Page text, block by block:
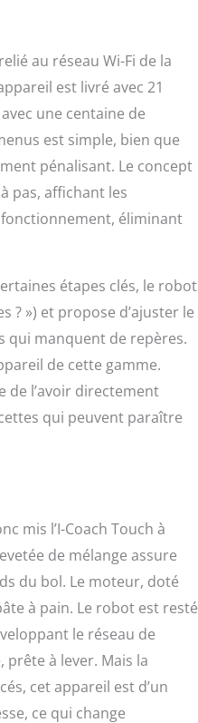
au réseau Wi-Fi de la
est livré avec 21
une centaine de
est simple, bien que
pénalisant. Le concept
pas, affichant les
éliminant
étapes clés, le robot
? ») et propose d’ajuster le
qui manquent de repères.
de cette gamme.
de l’avoir directement
qui peuvent paraître
mis l’I-Coach Touch à
de mélange assure
du bol. Le moteur, doté
à pain. Le robot est resté
le réseau de
à lever. Mais la
cet appareil est d’un
ce qui change